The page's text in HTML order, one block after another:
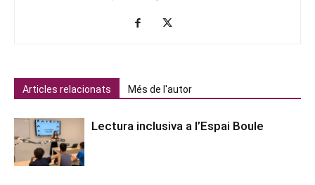
Articles relacionats Més de l'autor
Lectura inclusiva a l’Espai Boule